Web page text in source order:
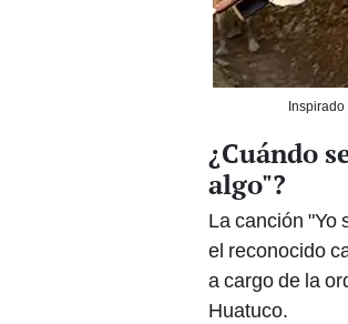
¿Cuándo
algo"?
La canción "Yo
el reconocido
a cargo de la
Huatuco.